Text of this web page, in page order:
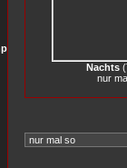
Nachts (
nur